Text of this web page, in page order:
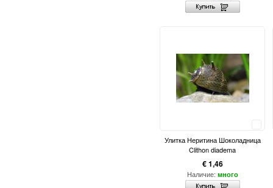
Улитка Неритина Шоколадница
Clithon diadema
€ 1,46
Наличие: много